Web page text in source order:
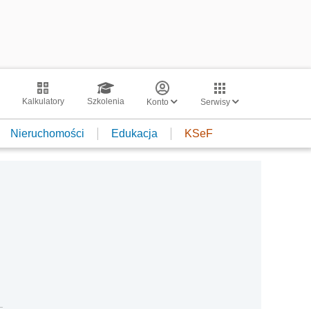
Kalkulatory Szkolenia Konto Serwisy
Nieruchomości Edukacja KSeF